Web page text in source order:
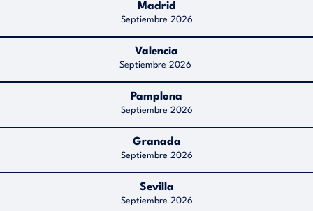
Madrid
Septiembre 2026
Valencia
Septiembre 2026
Pamplona
Septiembre 2026
Granada
Septiembre 2026
Sevilla
Septiembre 2026